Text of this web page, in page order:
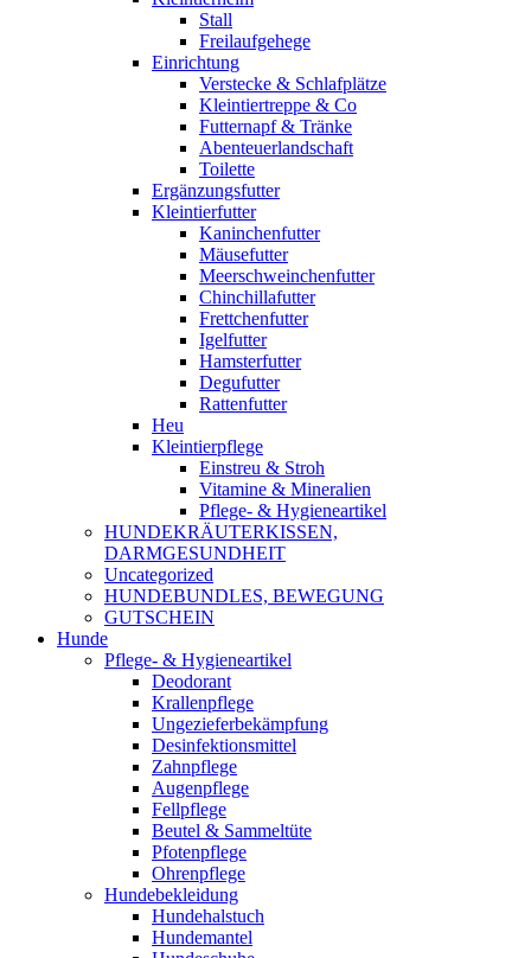
Stall
Freilaufgehege
Einrichtung
Verstecke & Schlafplätze
Kleintiertreppe & Co
Futternapf & Tränke
Abenteuerlandschaft
Toilette
Ergänzungsfutter
Kleintierfutter
Kaninchenfutter
Mäusefutter
Meerschweinchenfutter
Chinchillafutter
Frettchenfutter
Igelfutter
Hamsterfutter
Degufutter
Rattenfutter
Heu
Kleintierpflege
Einstreu & Stroh
Vitamine & Mineralien
Pflege- & Hygieneartikel
HUNDEKRÄUTERKISSEN,
DARMGESUNDHEIT
Uncategorized
HUNDEBUNDLES, BEWEGUNG
GUTSCHEIN
Hunde
Pflege- & Hygieneartikel
Deodorant
Krallenpflege
Ungezieferbekämpfung
Desinfektionsmittel
Zahnpflege
Augenpflege
Fellpflege
Beutel & Sammeltüte
Pfotenpflege
Ohrenpflege
Hundebekleidung
Hundehalstuch
Hundemantel